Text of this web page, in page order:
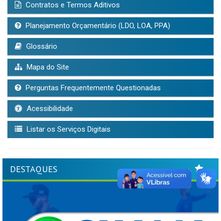
Contratos e Termos Aditivos
Planejamento Orçamentário (LDO, LOA, PPA)
Glossário
Mapa do Site
Perguntas Frequentemente Questionadas
Acessibilidade
Listar os Serviços Digitais
DESTAQUES